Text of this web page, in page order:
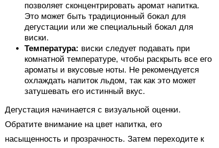
позволяет сконцентрировать аромат напитка.
Это может быть традиционный бокал для
дегустации или же специальный бокал для
виски.
Температура: виски следует подавать при
комнатной температуре, чтобы раскрыть все его
ароматы и вкусовые ноты. Не рекомендуется
охлаждать напиток льдом, так как это может
затушевать его истинный вкус.
Дегустация начинается с визуальной оценки.
Обратите внимание на цвет напитка, его
насыщенность и прозрачность. Затем переходите к